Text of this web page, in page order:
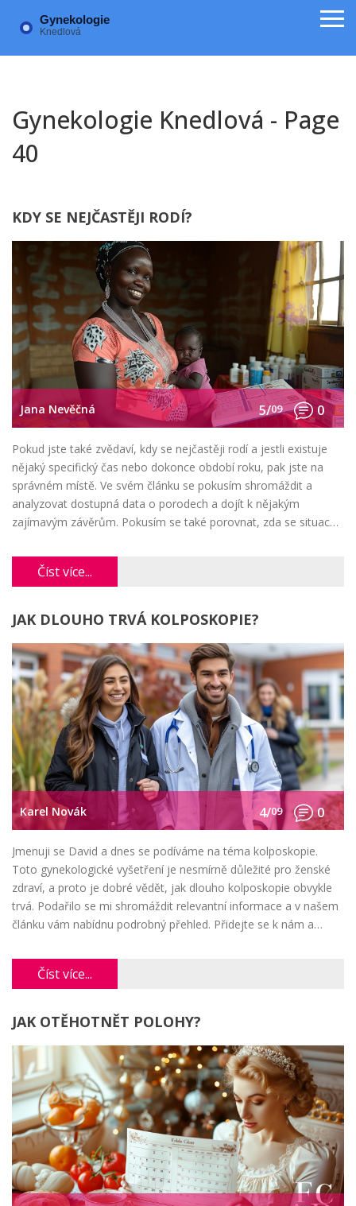
Gynekologie Knedlová - Page
40
KDY SE NEJČASTĚJI RODÍ?
Jana Nevěčná 5/09 0
Pokud jste také zvědaví, kdy se nejčastěji rodí a jestli existuje
nějaký specifický čas nebo dokonce období roku, pak jste na
správném místě. Ve svém článku se pokusím shromáždit a
analyzovat dostupná data o porodech a dojít k nějakým
zajímavým závěrům. Pokusím se také porovnat, zda se situace
její miminko rozhodne přijít na svět, že? Přidejte se ke mně a
podívejme se na to společně.
Číst více...
JAK DLOUHO TRVÁ KOLPOSKOPIE?
Karel Novák 4/09 0
Jmenuji se David a dnes se podíváme na téma kolposkopie.
Toto gynekologické vyšetření je nesmírně důležité pro ženské
zdraví, a proto je dobré vědět, jak dlouho kolposkopie obvykle
trvá. Podařilo se mi shromáždit relevantní informace a v našem
článku vám nabídnu podrobný přehled. Přidejte se k nám a
Číst více...
JAK OTĚHOTNĚT POLOHY?